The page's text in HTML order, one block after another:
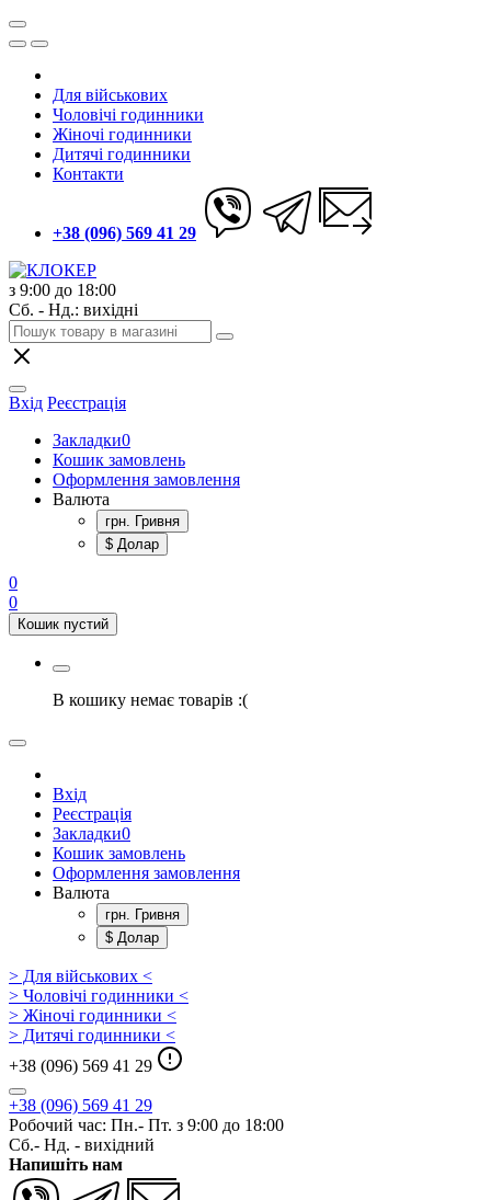
Для військових
Чоловічі годинники
Жіночі годинники
Дитячі годинники
Контакти
+38 (096) 569 41 29
з 9:00 до 18:00
Сб. - Нд.: вихідні
Вхід Реєстрація
Закладки0
Кошик замовлень
Оформлення замовлення
Валюта
грн. Гривня
$ Долар
0
0
Кошик пустий
В кошику немає товарів :(
Вхід
Реєстрація
Закладки0
Кошик замовлень
Оформлення замовлення
Валюта
грн. Гривня
$ Долар
> Для військових <
> Чоловічі годинники <
> Жіночі годинники <
> Дитячі годинники <
+38 (096) 569 41 29
+38 (096) 569 41 29
Робочий час: Пн.- Пт. з 9:00 до 18:00
Сб.- Нд. - вихідний
Напишіть нам